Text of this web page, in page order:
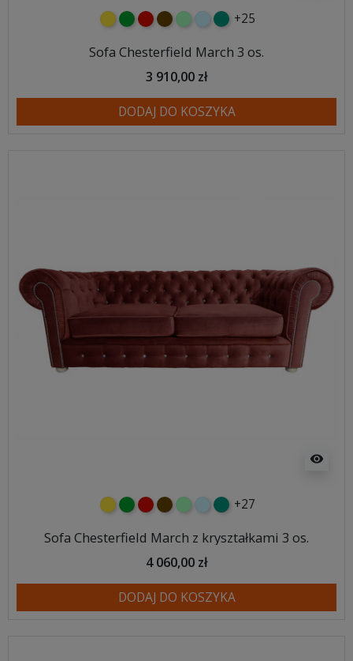
żółtyzielonyczerwony
czekoladowy
miętowybłękitny
turkusowy
+25
Sofa Chesterfield March 3 os.
3 910,00 zł
DODAJ DO KOSZYKA
visibility
żółtyzielonyczerwony
czekoladowy
miętowybłękitny
turkusowy
+27
Sofa Chesterfield March z kryształkami 3 os.
4 060,00 zł
DODAJ DO KOSZYKA